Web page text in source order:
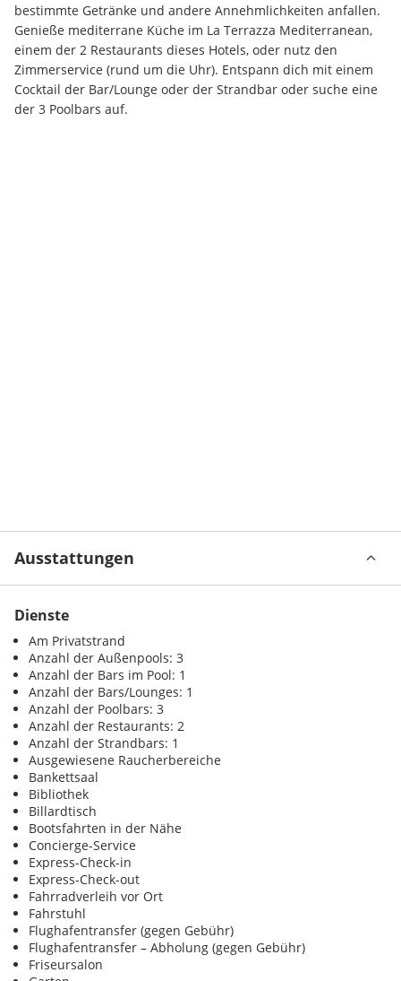
bestimmte Getränke und andere Annehmlichkeiten anfallen.
Genieße mediterrane Küche im La Terrazza Mediterranean,
einem der 2 Restaurants dieses Hotels, oder nutz den
Zimmerservice (rund um die Uhr). Entspann dich mit einem
Cocktail der Bar/Lounge oder der Strandbar oder suche eine
der 3 Poolbars auf.
Ausstattungen
Dienste
Am Privatstrand
Anzahl der Außenpools: 3
Anzahl der Bars im Pool: 1
Anzahl der Bars/Lounges: 1
Anzahl der Poolbars: 3
Anzahl der Restaurants: 2
Anzahl der Strandbars: 1
Ausgewiesene Raucherbereiche
Bankettsaal
Bibliothek
Billardtisch
Bootsfahrten in der Nähe
Concierge-Service
Express-Check-in
Express-Check-out
Fahrradverleih vor Ort
Fahrstuhl
Flughafentransfer (gegen Gebühr)
Flughafentransfer – Abholung (gegen Gebühr)
Friseursalon